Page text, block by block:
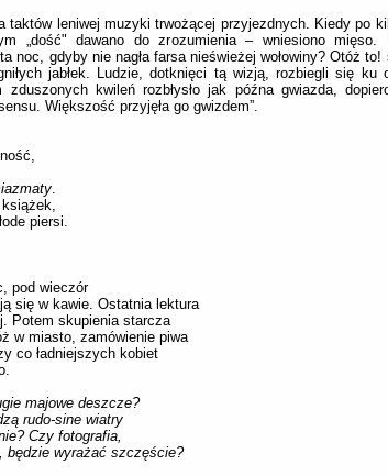
taktów leniwej muzyki trwożącej przyjezdnych. Kiedy po
„dość" dawano do zrozumienia – wniesiono mięso.
noc, gdyby nie nagła farsa nieświeżej wołowiny? Otóż
jabłek. Ludzie, dotknięci tą wizją, rozbiegli się ku
zduszonych kwileń rozbłysło jak późna gwiazda,
Większość przyjęła go gwizdem”.
.
książek,
piersi.
pod wieczór
się w kawie. Ostatnia lektura
Potem skupienia starcza
w miasto, zamówienie piwa
co ładniejszych kobiet
majowe deszcze?
rudo-sine wiatry
Czy fotografia,
będzie wyrażać szczęście?